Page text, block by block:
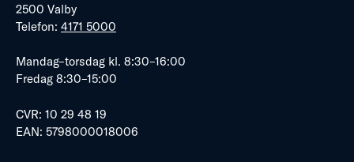
2500 Valby
Telefon: 4171 5000
Mandag–torsdag kl. 8:30–16:00
Fredag 8:30–15:00
CVR: 10 29 48 19
EAN: 5798000018006